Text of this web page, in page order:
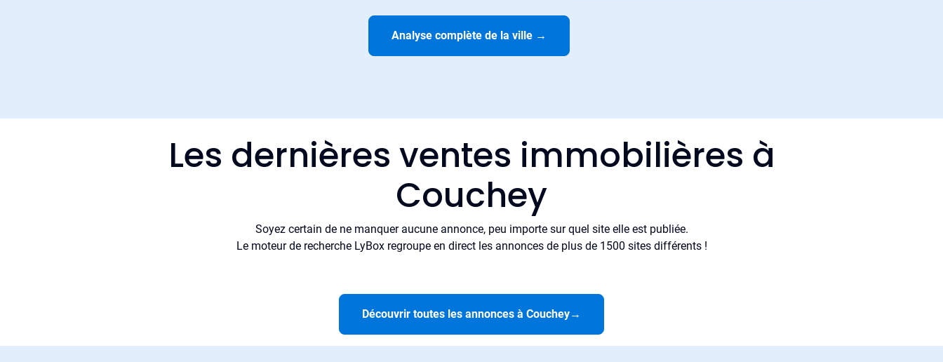
Analyse complète de la ville →
Les dernières ventes immobilières à
Couchey
Soyez certain de ne manquer aucune annonce, peu importe sur quel site elle est publiée.
Le moteur de recherche LyBox regroupe en direct les annonces de plus de 1500 sites différents !
Découvrir toutes les annonces à Couchey→